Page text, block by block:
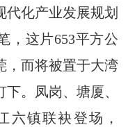
化产业发展规划
，这片653平方公
，而将被置于大湾
。凤岗、塘厦、
六镇联袂登场，